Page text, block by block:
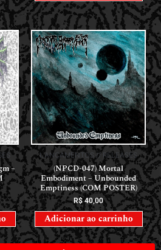
–
LANÇAMENTOS // RELEASES
(NPCD-047) Mortal
Embodiment – Unbounded
Emptiness (COM POSTER)
R$40,00
Adicionar ao carrinho